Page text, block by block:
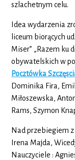
szlachetnym celu.
Idea wydarzenia
liceum biorących
Miser” „Razem ku
obywatelskich w
Pocztówka
Dominika Fira,
Miłoszewska,
Rams, Szymon
Nad przebiegiem z
Irena Majda,
Nauczyciele :